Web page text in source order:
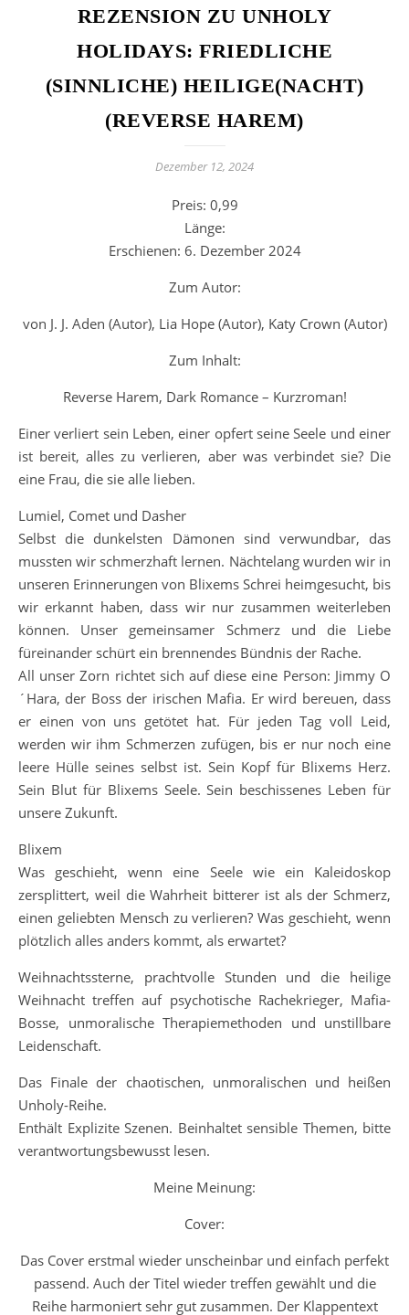
REZENSION ZU UNHOLY
HOLIDAYS: FRIEDLICHE
(SINNLICHE) HEILIGE(NACHT)
(REVERSE HAREM)
Dezember 12, 2024
Preis: 0,99
Länge:
Erschienen: 6. Dezember 2024
Zum Autor:
von J. J. Aden (Autor), Lia Hope (Autor), Katy Crown (Autor)
Zum Inhalt:
Reverse Harem, Dark Romance – Kurzroman!
Einer verliert sein Leben, einer opfert seine Seele und einer
ist bereit, alles zu verlieren, aber was verbindet sie? Die
eine Frau, die sie alle lieben.
Lumiel, Comet und Dasher
Selbst die dunkelsten Dämonen sind verwundbar, das
mussten wir schmerzhaft lernen. Nächtelang wurden wir in
unseren Erinnerungen von Blixems Schrei heimgesucht, bis
wir erkannt haben, dass wir nur zusammen weiterleben
können. Unser gemeinsamer Schmerz und die Liebe
füreinander schürt ein brennendes Bündnis der Rache.
All unser Zorn richtet sich auf diese eine Person: Jimmy O
´Hara, der Boss der irischen Mafia. Er wird bereuen, dass
er einen von uns getötet hat. Für jeden Tag voll Leid,
werden wir ihm Schmerzen zufügen, bis er nur noch eine
leere Hülle seines selbst ist. Sein Kopf für Blixems Herz.
Sein Blut für Blixems Seele. Sein beschissenes Leben für
unsere Zukunft.
Blixem
Was geschieht, wenn eine Seele wie ein Kaleidoskop
zersplittert, weil die Wahrheit bitterer ist als der Schmerz,
einen geliebten Mensch zu verlieren? Was geschieht, wenn
plötzlich alles anders kommt, als erwartet?
Weihnachtssterne, prachtvolle Stunden und die heilige
Weihnacht treffen auf psychotische Rachekrieger, Mafia-
Bosse, unmoralische Therapiemethoden und unstillbare
Leidenschaft.
Das Finale der chaotischen, unmoralischen und heißen
Unholy-Reihe.
Enthält Explizite Szenen. Beinhaltet sensible Themen, bitte
verantwortungsbewusst lesen.
Meine Meinung:
Cover:
Das Cover erstmal wieder unscheinbar und einfach perfekt
passend. Auch der Titel wieder treffen gewählt und die
Reihe harmoniert sehr gut zusammen. Der Klappentext